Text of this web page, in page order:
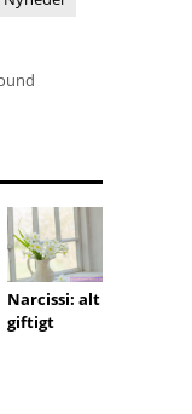
Narcissi: alt
giftigt